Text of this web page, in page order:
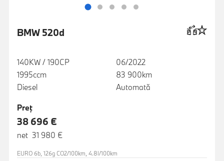
BMW 520d
140KW / 190CP
1995ccm
Diesel
06/2022
83 900km
Automată
Preţ
38 696 €
net 31 980 €
EURO 6b, 126g CO2/100km, 4.8l/100km